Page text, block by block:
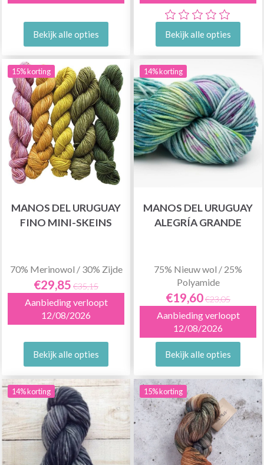
Bekijk alle opties Bekijk alle opties
15% korting
MANOS DEL URUGUAY
FINO MINI-SKEINS
70% Merinowol / 30% Zijde
€29,85 €35,15
Aanbieding verloopt
12/08/2026
Bekijk alle opties
14% korting
MANOS DEL URUGUAY
ALEGRÍA GRANDE
75% Nieuw wol / 25%
Polyamide
€19,60€23,05
Aanbieding verloopt
12/08/2026
Bekijk alle opties
14% korting 15% korting